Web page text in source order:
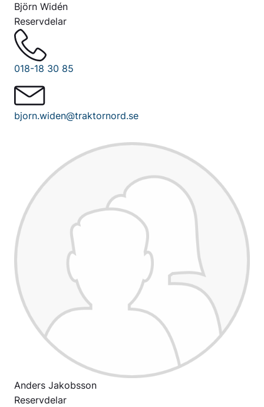
Björn Widén
Reservdelar
018-18 30 85
bjorn.widen@traktornord.se
Anders Jakobsson
Reservdelar